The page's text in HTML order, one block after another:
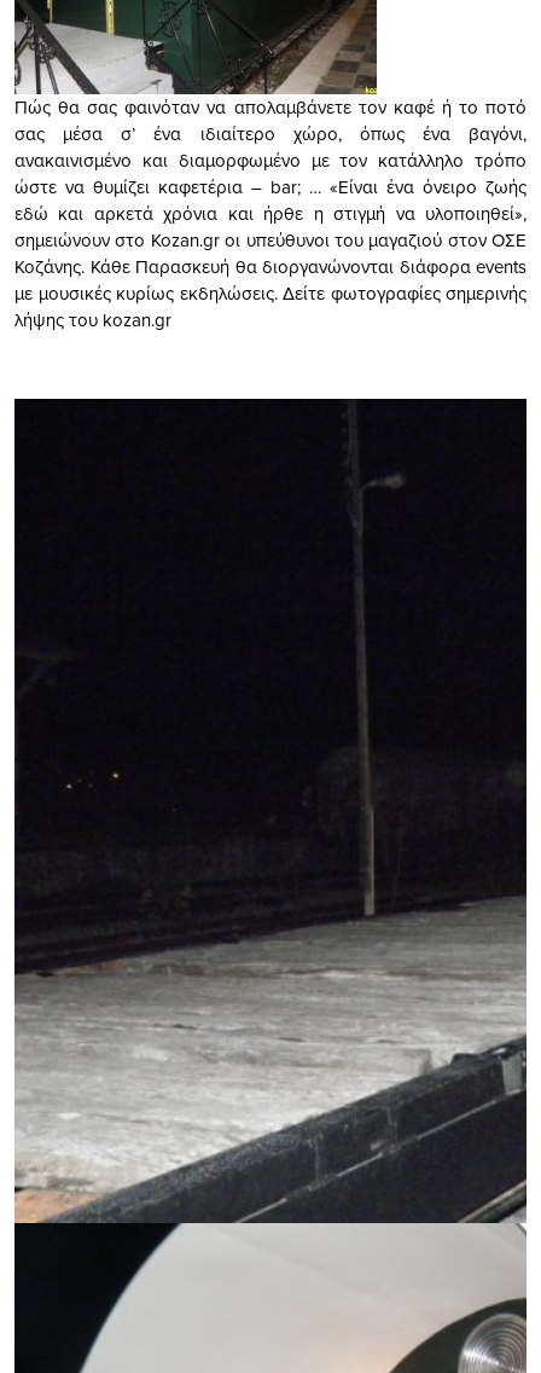
Πώς θα σας φαινόταν να απολαμβάνετε τον καφέ ή το ποτό
σας μέσα σ’ ένα ιδιαίτερο χώρο, όπως ένα βαγόνι,
ανακαινισμένο και διαμορφωμένο με τον κατάλληλο τρόπο
ώστε να θυμίζει καφετέρια – bar; … «Είναι ένα όνειρο ζωής
εδώ και αρκετά χρόνια και ήρθε η στιγμή να υλοποιηθεί»,
σημειώνουν στο Kozan.gr οι υπεύθυνοι του μαγαζιού στον ΟΣΕ
Κοζάνης. Κάθε Παρασκευή θα διοργανώνονται διάφορα events
με μουσικές κυρίως εκδηλώσεις. Δείτε φωτογραφίες σημερινής
λήψης του kozan.gr